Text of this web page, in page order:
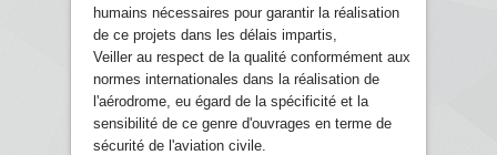
humains nécessaires pour garantir la réalisation
de ce projets dans les délais impartis,
Veiller au respect de la qualité conformément aux
normes internationales dans la réalisation de
l'aérodrome, eu égard de la spécificité et la
sensibilité de ce genre d'ouvrages en terme de
sécurité de l'aviation civile.